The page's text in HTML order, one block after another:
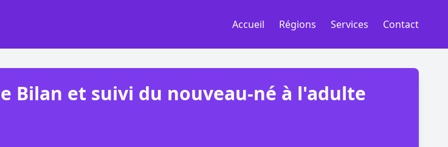
Accueil Régions Services Contact
Bilan et suivi du nouveau-né à l'adulte